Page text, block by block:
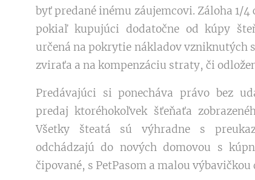
byť predané inému záujemcovi. Záloha 1/4
pokiaľ kupujúci dodatočne od kúpy
určená na pokrytie nákladov vzniknutých
zviraťa a na kompenzáciu straty, či
Predávajúci si ponecháva právo bez
predaj ktoréhokoľvek šťeňaťa
Všetky šteatá sú výhradne s
odchádzajú do nových domovou s
čipované, s PetPasom a malou výbavičkou